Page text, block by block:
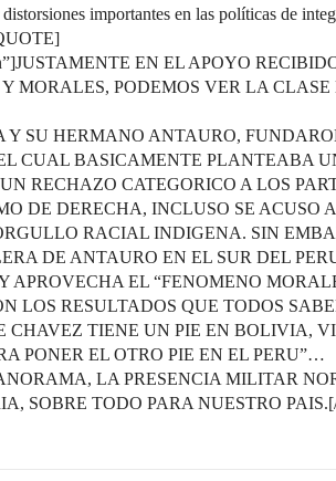
importantes en las políticas de
EN EL APOYO
MORALES, PODEMOS VER LA CLASE
SU HERMANO ANTAURO,
CUAL BASICAMENTE PLANTEABA
RECHAZO CATEGORICO A LOS
DE DERECHA, INCLUSO SE ACUSO
RACIAL INDIGENA. SIN
DE ANTAURO EN EL SUR DEL
APROVECHA EL “FENOMENO
LOS RESULTADOS QUE TODOS
CHAVEZ TIENE UN PIE EN BOLIVIA,
PONER EL OTRO PIE EN EL PERU”…
LA PRESENCIA MILITAR
SOBRE TODO PARA NUESTRO